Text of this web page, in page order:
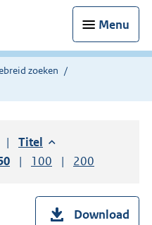
Menu
zoeken
Sorteer op:
Titel aflopend
paginaper pagina
resultaten per pagina
Toon
100 resultaten per
Toon
200
Download